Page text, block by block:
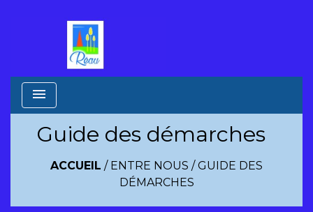
menu
Guide des démarches
ACCUEIL / ENTRE NOUS /GUIDE DES
DÉMARCHES